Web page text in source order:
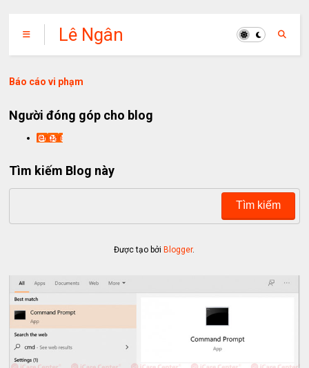
Lê Ngân
Báo cáo vi phạm
Người đóng góp cho blog
lengan
Tìm kiếm Blog này
Được tạo bởiBlogger.